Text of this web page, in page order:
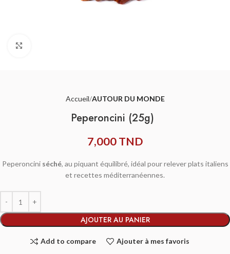
Accueil AUTOUR DU MONDE
Peperoncini (25g)
7,000TND
Peperoncini séché, au piquant équilibré, idéal pour relever plats italiens
et recettes méditerranéennes.
AJOUTER AU PANIER
Add to compare Ajouter à mes favoris